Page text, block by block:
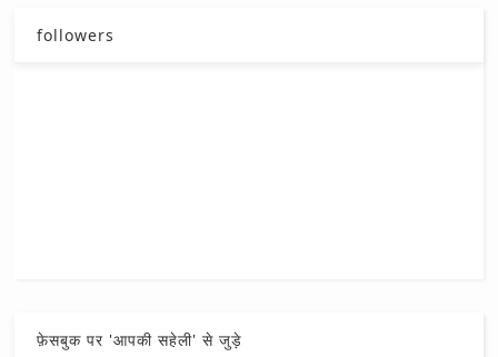
followers
फ़ेसबुक पर 'आपकी सहेली' से जुड़े